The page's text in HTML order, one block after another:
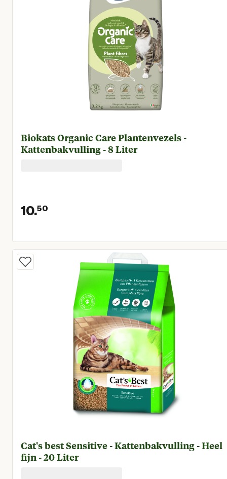
Biokats Organic Care Plantenvezels -
Kattenbakvulling - 8 Liter
10.50
Huidige prijs € 10,50
Cat's best Sensitive - Kattenbakvulling - Heel
fijn - 20 Liter